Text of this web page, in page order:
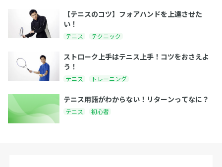
【テニスのコツ】フォアハンドを上達させた
い！
テニス テクニック
ストローク上手はテニス上手！コツをおさえよ
う！
テニス トレーニング
テニス用語がわからない！リターンってなに？
テニス 初心者